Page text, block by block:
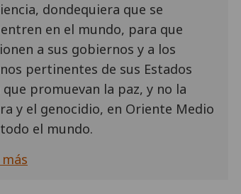
dondequiera que se
en el mundo, para que
a sus gobiernos y a los
pertinentes de sus Estados
que promuevan la paz, y no la
y el genocidio, en Oriente Medio
el mundo.